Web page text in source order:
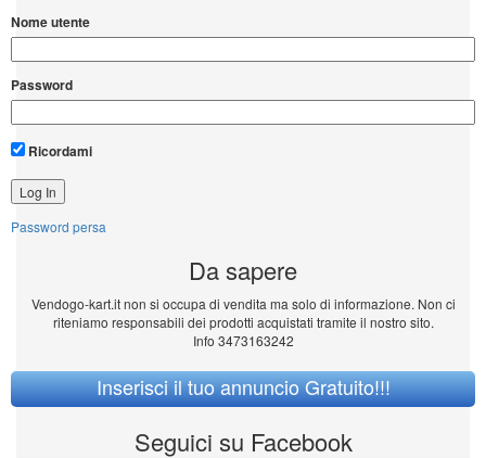
Nome utente
Password
Ricordami
Password persa
Da sapere
Vendogo-kart.it non si occupa di vendita ma solo di informazione. Non ci
riteniamo responsabili dei prodotti acquistati tramite il nostro sito.
Info 3473163242
Inserisci il tuo annuncio Gratuito!!!
Seguici su Facebook